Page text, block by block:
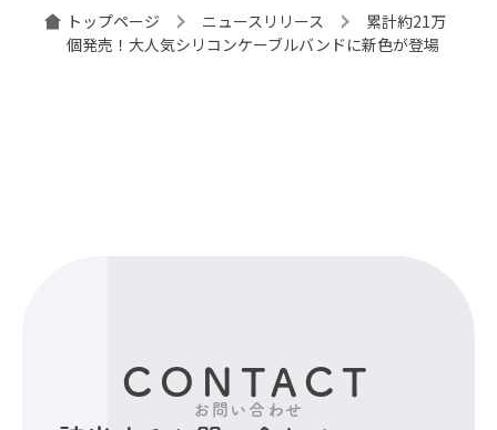
トップページ ニュースリリース
累計約21万
個発売！大人気シリコンケーブルバンドに新色が登場
CONTACT
お問い合わせ